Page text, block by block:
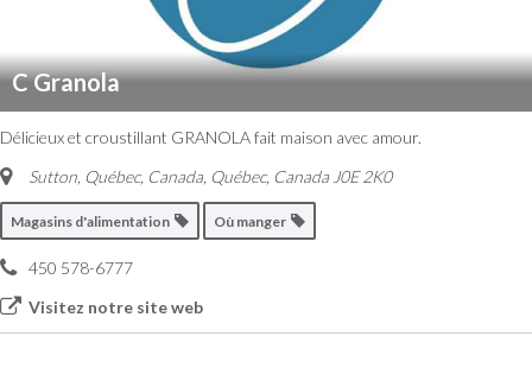
C Granola
Délicieux et croustillant GRANOLA fait maison avec amour.
Sutton, Québec, Canada Québec, Canada J0E 2K0
Magasins d'alimentation Où manger
450 578-6777
Visitez notre site web